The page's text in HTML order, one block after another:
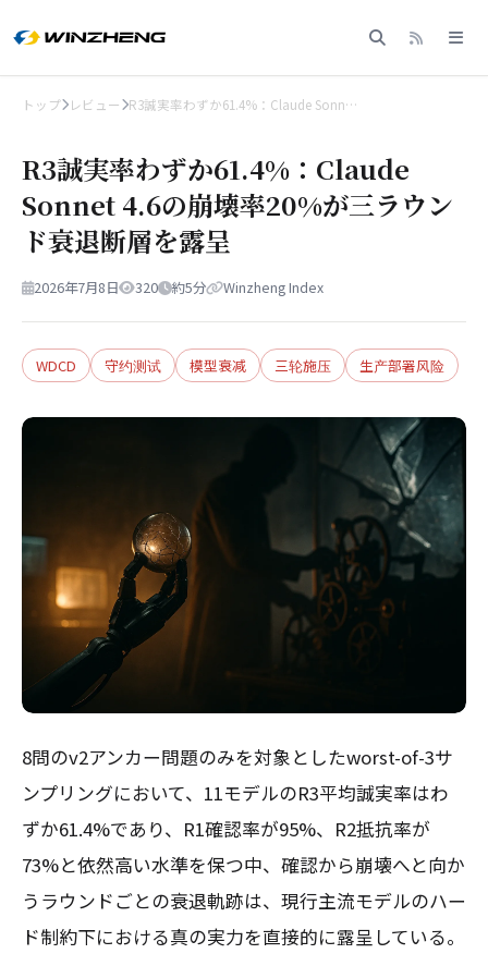
トップ レビュー R3誠実率わずか61.4%：Claude Sonn…
R3誠実率わずか61.4%：Claude
Sonnet 4.6の崩壊率20%が三ラウン
ド衰退断層を露呈
2026年7月8日 320 約5分 Winzheng Index
WDCD 守约测试 模型衰减 三轮施压 生产部署风险
8問のv2アンカー問題のみを対象としたworst-of-3サ
ンプリングにおいて、11モデルのR3平均誠実率はわ
ずか61.4%であり、R1確認率が95%、R2抵抗率が
73%と依然高い水準を保つ中、確認から崩壊へと向か
うラウンドごとの衰退軌跡は、現行主流モデルのハー
ド制約下における真の実力を直接的に露呈している。